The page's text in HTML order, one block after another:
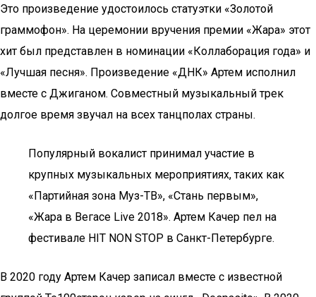
Это произведение удостоилось статуэтки «Золотой
граммофон». На церемонии вручения премии «Жара» этот
хит был представлен в номинации «Коллаборация года» и
«Лучшая песня». Произведение «ДНК» Артем исполнил
вместе с Джиганом. Совместный музыкальный трек
долгое время звучал на всех танцполах страны.
Популярный вокалист принимал участие в
крупных музыкальных мероприятиях, таких как
«Партийная зона Муз-ТВ», «Стань первым»,
«Жара в Вегасе Live 2018». Артем Качер пел на
фестивале HIT NON STOP в Санкт-Петербурге.
В 2020 году Артем Качер записал вместе с известной